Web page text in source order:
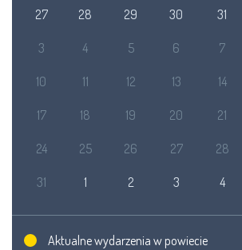
27 28 29 30 31
3 4 5 6 7
10 11 12 13 14
17 18 19 20 21
24 25 26 27 28
31 1 2 3 4
Aktualne wydarzenia w powiecie